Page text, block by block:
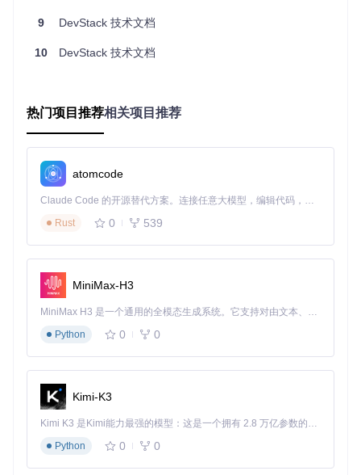
专业术语：环境预检
类比说明：如同登山前的装备检查，确保不会因基础问题
半途而废
在执行部署前，建议通过工具脚本验证系统环境：
# 检查系统兼容性
# 创建专用部署用户
核心配置文件：local.conf
类比说明：如同定制披萨时选择配料，按需启用所需组件
[[local|localrc]]
ADMIN_PASSWORD =DevStack@
9 DevStack 技术文档
10 DevStack 技术文档
热门项目推荐相关项目推荐
atomcode
Claude Code 的开源替代方案。连接任意大模型，编辑代码，运行命令，自动验证 — 全自动执行。用 Rust 构建，极致性能。 ｜ An open-source alternative to Claude Code. Connect any LLM, edit code, run commands, and verify changes — autonomously. Built in Rust for speed. Get Started
Rust
0 539
MiniMax-H3
MiniMax H3 是一个通用的全模态生成系统。它支持对由文本、图像、视频和音频组成的多模态上下文进行统一理解，并能生成分辨率高达 2K、时长可达 15 秒的带原生立体声音频的视频。得益于面向任务泛化的系统设计，H3 在预训练阶段就已具备广泛的多模态上下文理解与生成能力，能够出色地执行复杂的多模态指令。
Python
0 0
Kimi-K3
Kimi K3 是Kimi能力最强的模型：这是一个拥有 2.8 万亿参数的混合专家（MoE）模型，具备原生视觉理解能力，并支持 100 万 token 的上下文窗口。
Python
0 0